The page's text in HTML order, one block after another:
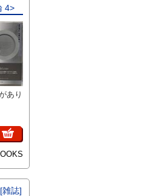
4>
あり
雑誌]